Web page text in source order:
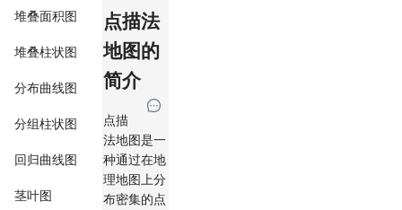
堆叠面积图
堆叠柱状图
分布曲线图
分组柱状图
回归曲线图
茎叶图
点描法
地图的
简介
点描
法地图是一
种通过在地
理地图上分
布密集的点